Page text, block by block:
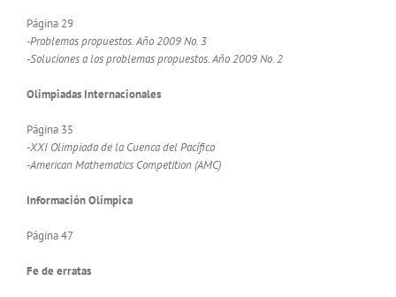
Página 29
-Problemas propuestos. Año 2009 No. 3
-Soluciones a los problemas propuestos. Año 2009 No. 2
Olimpiadas Internacionales
Página 35
-XXI Olimpiada de la Cuenca del Pacífico
-American Mathematics Competition (AMC)
Información Olímpica
Página 47
Fe de erratas